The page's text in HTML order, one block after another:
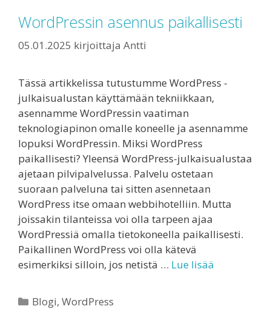
WordPressin asennus paikallisesti
05.01.2025 kirjoittaja Antti
Tässä artikkelissa tutustumme WordPress -
julkaisualustan käyttämään tekniikkaan,
asennamme WordPressin vaatiman
teknologiapinon omalle koneelle ja asennamme
lopuksi WordPressin. Miksi WordPress
paikallisesti? Yleensä WordPress-julkaisualustaa
ajetaan pilvipalvelussa. Palvelu ostetaan
suoraan palveluna tai sitten asennetaan
WordPress itse omaan webbihotelliin. Mutta
joissakin tilanteissa voi olla tarpeen ajaa
WordPressiä omalla tietokoneella paikallisesti.
Paikallinen WordPress voi olla kätevä
esimerkiksi silloin, jos netistä … Lue lisää
Kategoriat
Blogi,WordPress